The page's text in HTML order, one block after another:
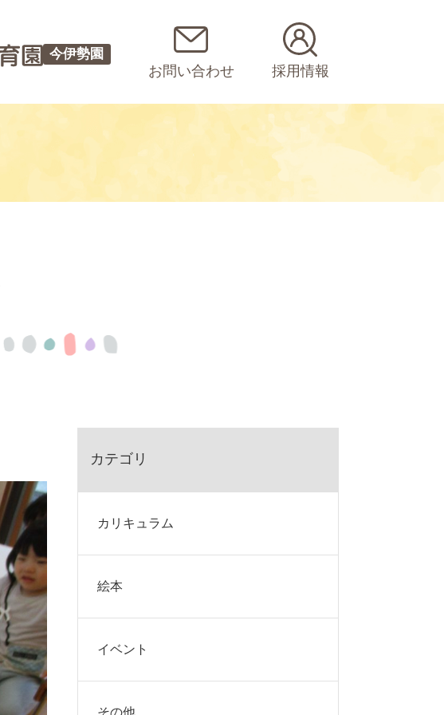
今伊勢園
お問い合わせ 採用情報
カテゴリ
カリキュラム
絵本
イベント
その他